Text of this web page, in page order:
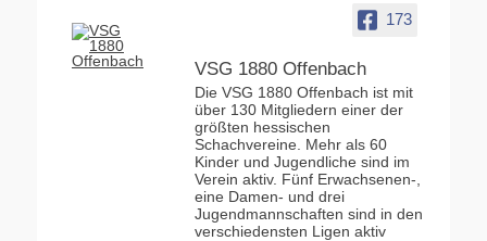
173
VSG 1880 Offenbach
Die VSG 1880 Offenbach ist mit
über 130 Mitgliedern einer der
größten hessischen
Schachvereine. Mehr als 60
Kinder und Jugendliche sind im
Verein aktiv. Fünf Erwachsenen-,
eine Damen- und drei
Jugendmannschaften sind in den
verschiedensten Ligen aktiv